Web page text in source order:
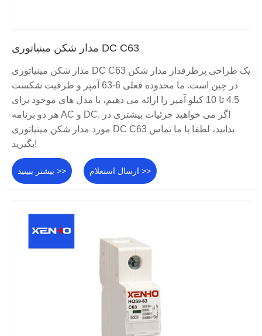
مدار شکن مینیاتوری DC C63
مدار شکن مینیاتوری DC C63 یک طراحی پرطرفدار مدار شکن
در چین است. ما محدوده فعلی 6-63 آمپر و ظرفیت شکست
4.5 تا 10 کیلو آمپر را ارائه می دهیم، با مدل های موجود برای
هر دو برنامه AC و DC. اگر می خواهید جزئیات بیشتری در
مورد مدار شکن مینیاتوری DC C63 بدانید، لطفا با ما تماس
بگیرید!
بیشتر ببینید >> ارسال استعلام >>